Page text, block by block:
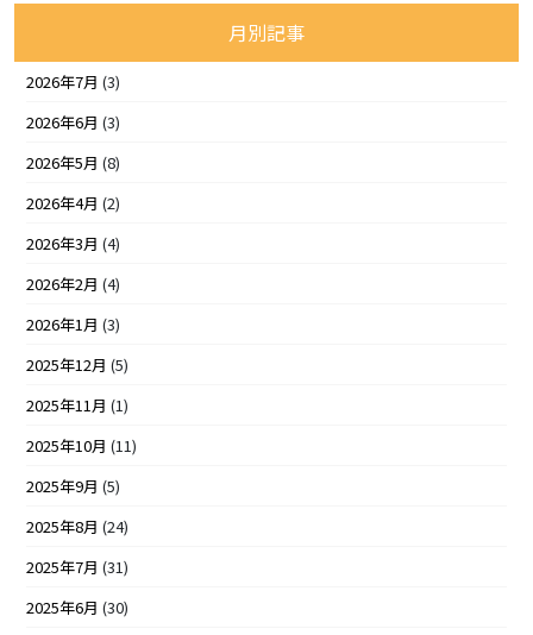
月別記事
2026年7月 (3)
2026年6月 (3)
2026年5月 (8)
2026年4月 (2)
2026年3月 (4)
2026年2月 (4)
2026年1月 (3)
2025年12月 (5)
2025年11月 (1)
2025年10月 (11)
2025年9月 (5)
2025年8月 (24)
2025年7月 (31)
2025年6月 (30)